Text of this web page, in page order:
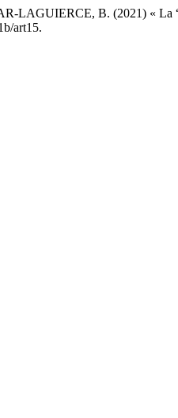
LAGUIERCE, B. (2021) « La
art15.